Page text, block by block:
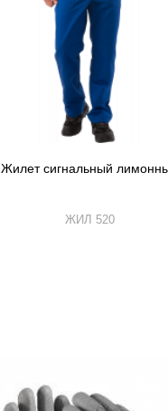
Жилет сигнальный
ЖИЛ 520